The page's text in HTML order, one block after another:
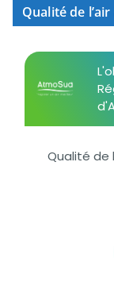
Qualité de